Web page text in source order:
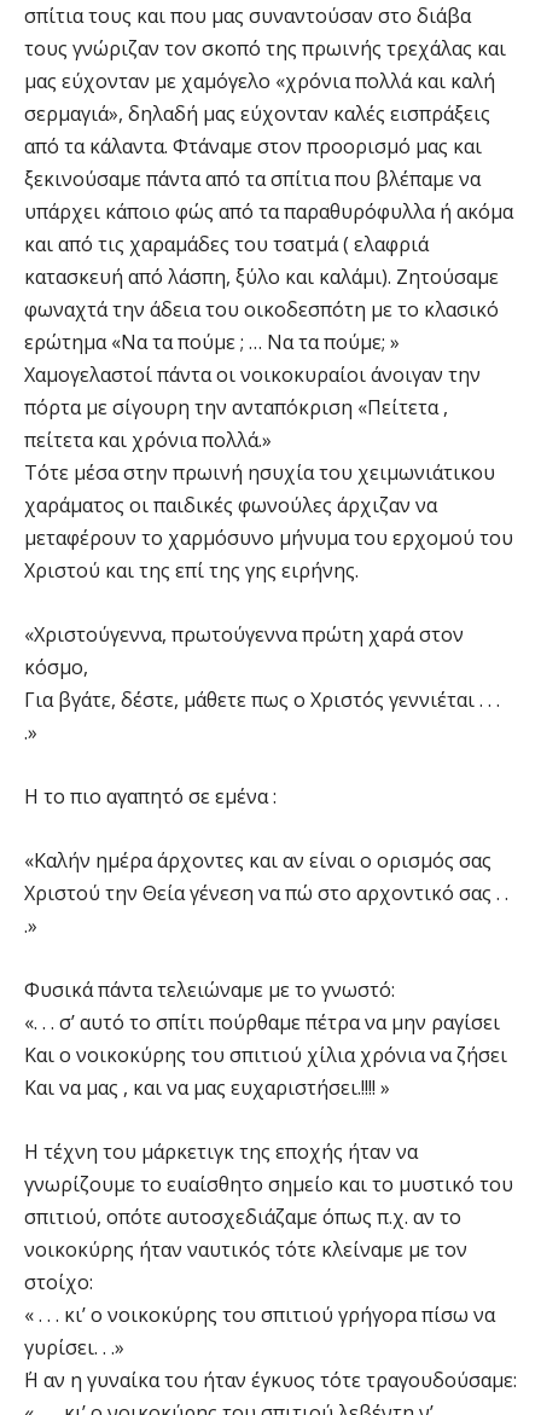
σπίτια τους και που μας συναντούσαν στο διάβα
τους γνώριζαν τον σκοπό της πρωινής τρεχάλας και
μας εύχονταν με χαμόγελο «χρόνια πολλά και καλή
σερμαγιά», δηλαδή μας εύχονταν καλές εισπράξεις
από τα κάλαντα. Φτάναμε στον προορισμό μας και
ξεκινούσαμε πάντα από τα σπίτια που βλέπαμε να
υπάρχει κάποιο φώς από τα παραθυρόφυλλα ή ακόμα
και από τις χαραμάδες του τσατμά ( ελαφριά
κατασκευή από λάσπη, ξύλο και καλάμι). Ζητούσαμε
φωναχτά την άδεια του οικοδεσπότη με το κλασικό
ερώτημα «Να τα πούμε ; … Να τα πούμε; »
Χαμογελαστοί πάντα οι νοικοκυραίοι άνοιγαν την
πόρτα με σίγουρη την ανταπόκριση «Πείτετα ,
πείτετα και χρόνια πολλά.»
Τότε μέσα στην πρωινή ησυχία του χειμωνιάτικου
χαράματος οι παιδικές φωνούλες άρχιζαν να
μεταφέρουν το χαρμόσυνο μήνυμα του ερχομού του
Χριστού και της επί της γης ειρήνης.
«Χριστούγεννα, πρωτούγεννα πρώτη χαρά στον
κόσμο,
Για βγάτε, δέστε, μάθετε πως ο Χριστός γεννιέται . . .
.»
Η το πιο αγαπητό σε εμένα :
«Καλήν ημέρα άρχοντες και αν είναι ο ορισμός σας
Χριστού την Θεία γένεση να πώ στο αρχοντικό σας . .
.»
Φυσικά πάντα τελειώναμε με το γνωστό:
«. . . σ’ αυτό το σπίτι πούρθαμε πέτρα να μην ραγίσει
Και ο νοικοκύρης του σπιτιού χίλια χρόνια να ζήσει
Και να μας , και να μας ευχαριστήσει.!!!! »
Η τέχνη του μάρκετιγκ της εποχής ήταν να
γνωρίζουμε το ευαίσθητο σημείο και το μυστικό του
σπιτιού, οπότε αυτοσχεδιάζαμε όπως π.χ. αν το
νοικοκύρης ήταν ναυτικός τότε κλείναμε με τον
στοίχο:
« . . . κι’ ο νοικοκύρης του σπιτιού γρήγορα πίσω να
γυρίσει. . .»
΄Η αν η γυναίκα του ήταν έγκυος τότε τραγουδούσαμε: